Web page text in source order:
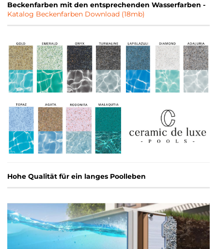
Beckenfarben mit den entsprechenden Wasserfarben -
Katalog Beckenfarben Download (18mb)
Hohe Qualität für ein langes Poolleben